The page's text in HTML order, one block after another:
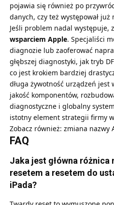
pojawia się również po
danych, czy też występował już
Jeśli problem nadal występuje,
wsparciem Apple. Specjaliści
diagnozie lub zaoferować
głębszej diagnostyki, jak tryb
co jest krokiem bardziej
długa żywotność urządzeń jest
jakość komponentów,
diagnostyczne i globalny
istotny element strategii firmy
Zobacz również: zmiana nazwy
FAQ
Jaka jest główna różnica
resetem a resetem do
iPada?